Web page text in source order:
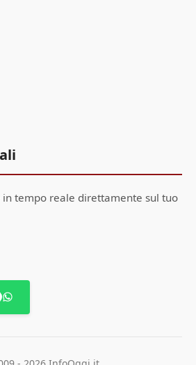
in tempo reale direttamente sul tuo